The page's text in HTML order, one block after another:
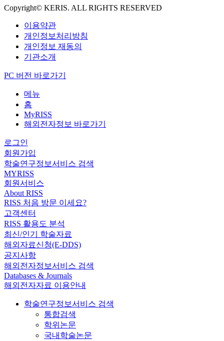
Copyright© KERIS. ALL RIGHTS RESERVED
이용약관
개인정보처리방침
개인정보 재동의
기관소개
PC 버전 바로가기
메뉴
홈
MyRISS
해외전자정보 바로가기
로그인
회원가입
학술연구정보서비스 검색
MYRISS
회원서비스
About RISS
RISS 처음 방문 이세요?
고객센터
RISS 활용도 분석
최신/인기 학술자료
해외자료신청(E-DDS)
공지사항
해외전자정보서비스 검색
Databases & Journals
해외전자자료 이용안내
학술연구정보서비스 검색
통합검색
학위논문
국내학술논문